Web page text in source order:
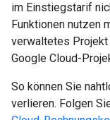
im Einstiegstarif
Funktionen nutzen
verwaltetes
Google Cloud-
So können Sie
verlieren. Folgen